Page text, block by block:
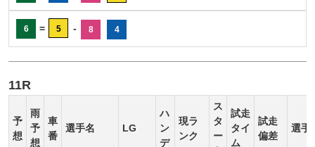
6 = 5 - 8 4
11R
予
想
雨
予
想
車
番
選手名 LG
ハ
ン
デ
現ラ
ンク
ス
タ
ー
試走
タイ
ム
試走
偏差
選手